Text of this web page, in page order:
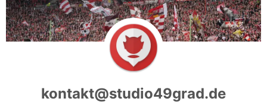
kontakt@studio49grad.de